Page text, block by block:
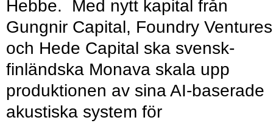
Hebbe. Med nytt kapital från
Gungnir Capital, Foundry Ventures
och Hede Capital ska svensk-
finländska Monava skala upp
produktionen av sina AI-baserade
akustiska system för